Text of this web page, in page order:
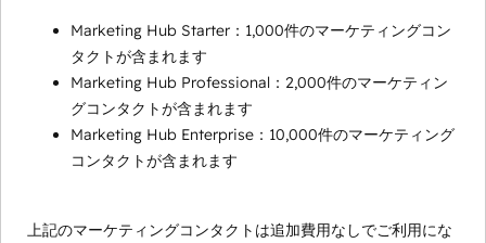
Marketing Hub Starter：1,000件のマーケティングコン
タクトが含まれます
Marketing Hub Professional：2,000件のマーケティン
グコンタクトが含まれます
Marketing Hub Enterprise：10,000件のマーケティング
コンタクトが含まれます
上記のマーケティングコンタクトは追加費用なしでご利用にな